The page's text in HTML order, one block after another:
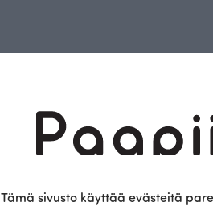
Tämä sivusto käyttää evästeitä